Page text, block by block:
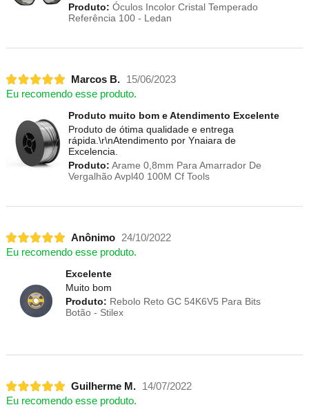
Produto: Óculos Incolor Cristal Temperado
Referência 100 - Ledan
Marcos B.
15/06/2023
Eu recomendo esse produto.
Produto muito bom e Atendimento Excelente
Produto de ótima qualidade e entrega
rápida.\r\nAtendimento por Ynaiara de
Excelencia.
Produto: Arame 0,8mm Para Amarrador De
Vergalhão Avpl40 100M Cf Tools
Anônimo
24/10/2022
Eu recomendo esse produto.
Excelente
Muito bom
Produto: Rebolo Reto GC 54K6V5 Para Bits
Botão - Stilex
Guilherme M.
14/07/2022
Eu recomendo esse produto.